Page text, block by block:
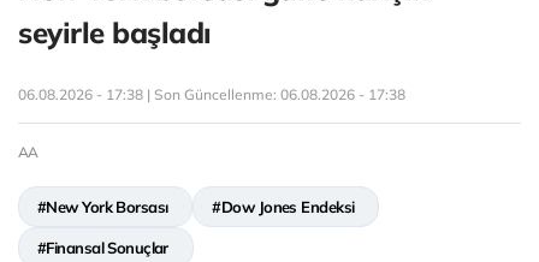
seyirle başladı
06.08.2026 - 17:38 | Son Güncellenme: 06.08.2026 - 17:38
AA
#New York Borsası #Dow Jones Endeksi
#Finansal Sonuçlar